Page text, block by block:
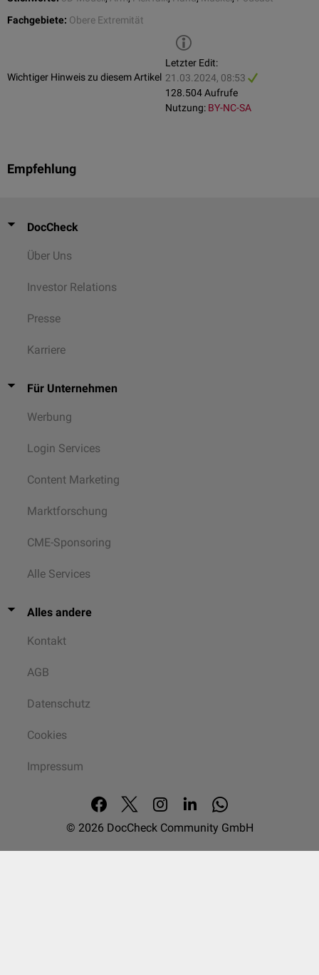
Hypothenarmuskeln
Musculus opponens digiti minimi
Hohlhandmuskeln
Musculi interossei dorsales
Zu den langen Handmuskeln zählen u.a.
Musculus flexor digitorum profundus
Musculus abductor pollicis longus
Fachgebiete: Obere Extremität
Wichtiger Hinweis zu diesem Artikel
Letzter Edit:
21.03.2024, 08:53
128.504 Aufrufe
Nutzung: BY-NC-SA
Empfehlung
DocCheck
Über Uns
Investor Relations
Presse
Karriere
Für Unternehmen
Werbung
Login Services
Content Marketing
Marktforschung
CME-Sponsoring
Alle Services
Alles andere
Kontakt
AGB
Datenschutz
Cookies
Impressum
© 2026 DocCheck Community GmbH